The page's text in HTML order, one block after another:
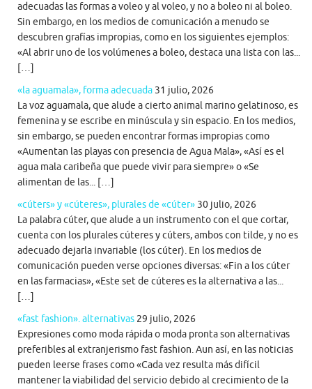
adecuadas las formas a voleo y al voleo, y no a boleo ni al boleo.
Sin embargo, en los medios de comunicación a menudo se
descubren grafías impropias, como en los siguientes ejemplos:
«Al abrir uno de los volúmenes a boleo, destaca una lista con las...
[…]
«la aguamala», forma adecuada 31 julio, 2026
La voz aguamala, que alude a cierto animal marino gelatinoso, es
femenina y se escribe en minúscula y sin espacio. En los medios,
sin embargo, se pueden encontrar formas impropias como
«Aumentan las playas con presencia de Agua Mala», «Así es el
agua mala caribeña que puede vivir para siempre» o «Se
alimentan de las... […]
«cúters» y «cúteres», plurales de «cúter» 30 julio, 2026
La palabra cúter, que alude a un instrumento con el que cortar,
cuenta con los plurales cúteres y cúters, ambos con tilde, y no es
adecuado dejarla invariable (los cúter). En los medios de
comunicación pueden verse opciones diversas: «Fin a los cúter
en las farmacias», «Este set de cúteres es la alternativa a las...
[…]
«fast fashion». alternativas 29 julio, 2026
Expresiones como moda rápida o moda pronta son alternativas
preferibles al extranjerismo fast fashion. Aun así, en las noticias
pueden leerse frases como «Cada vez resulta más difícil
mantener la viabilidad del servicio debido al crecimiento de la